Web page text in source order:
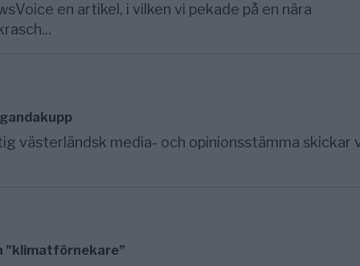
en artikel, i vilken vi pekade på en nära
västerländsk media- och opinionsstämma skickar
”klimatförnekare”